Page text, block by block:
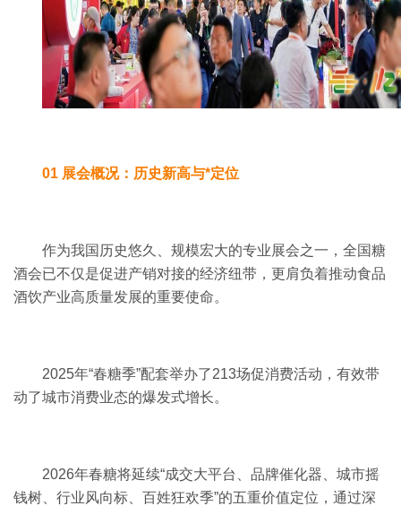
01 展会概况：历史新高与*定位
作为我国历史悠久、规模宏大的专业展会之一，全国糖
酒会已不仅是促进产销对接的经济纽带，更肩负着推动食品
酒饮产业高质量发展的重要使命。
2025年“春糖季”配套举办了213场促消费活动，有效带
动了城市消费业态的爆发式增长。
2026年春糖将延续“成交大平台、品牌催化器、城市摇
钱树、行业风向标、百姓狂欢季”的五重价值定位，通过深